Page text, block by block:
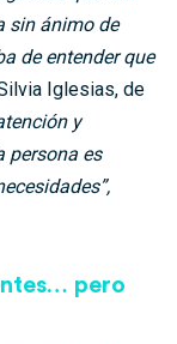
sin ánimo de
de entender que
Iglesias, de
y
persona es
pero